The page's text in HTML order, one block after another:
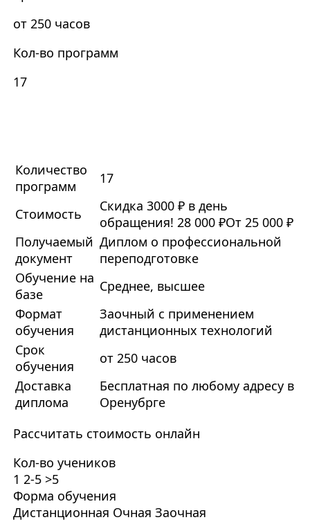
от 250 часов
Кол-во программ
17
Количество
программ
17
Стоимость
Скидка 3000 ₽ в день
обращения! 28 000 ₽От 25 000 ₽
Получаемый
документ
Диплом о профессиональной
переподготовке
Обучение на
базе
Среднее, высшее
Формат
обучения
Заочный с применением
дистанционных технологий
Срок
обучения
от 250 часов
Доставка
диплома
Бесплатная по любому адресу в
Оренубрге
Рассчитать стоимость онлайн
Кол-во учеников
1 2-5 >5
Форма обучения
Дистанционная Очная Заочная